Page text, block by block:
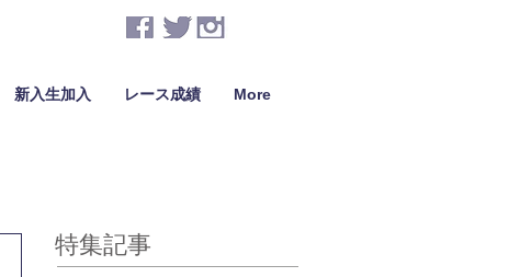
新入生加入 レース成績 More
特集記事